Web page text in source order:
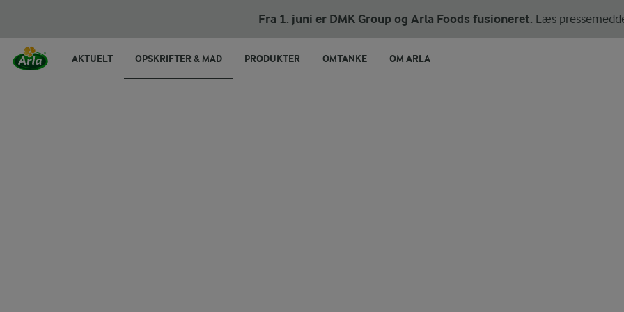
Fra 1. juni er DMK Group og Arla Foods fusioneret. Læs
AKTUELT OPSKRIFTER & MAD PRODUKTER OMTANKE OM ARLA